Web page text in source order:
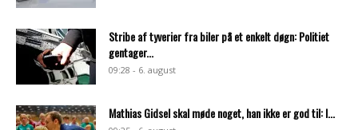
Stribe af tyverier fra biler på et enkelt døgn: Politiet
gentager...
09:28 - 6. august
Mathias Gidsel skal møde noget, han ikke er god til: I...